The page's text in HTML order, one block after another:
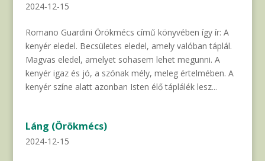
2024-12-15
Romano Guardini Örökmécs című könyvében így ír: A
kenyér eledel. Becsületes eledel, amely valóban táplál.
Magvas eledel, amelyet sohasem lehet megunni. A
kenyér igaz és jó, a szónak mély, meleg értelmében. A
kenyér színe alatt azonban Isten élő táplálék lesz...
Láng (Örökmécs)
2024-12-15